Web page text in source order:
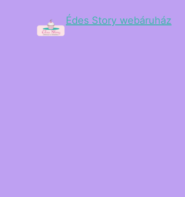
Édes Story webáruház